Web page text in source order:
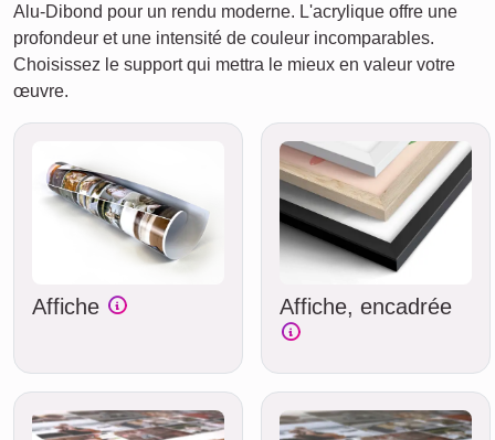
Alu-Dibond pour un rendu moderne. L'acrylique offre une
profondeur et une intensité de couleur incomparables.
Choisissez le support qui mettra le mieux en valeur votre
œuvre.
Affiche Affiche, encadrée